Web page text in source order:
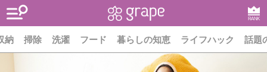
RANK
納 掃除 洗濯 フード 暮らしの知恵 ライフハック 話題